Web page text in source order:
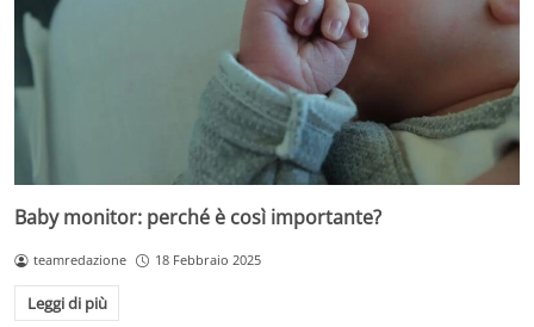
Baby monitor: perché è così importante?
teamredazione 18 Febbraio 2025
Leggi di più